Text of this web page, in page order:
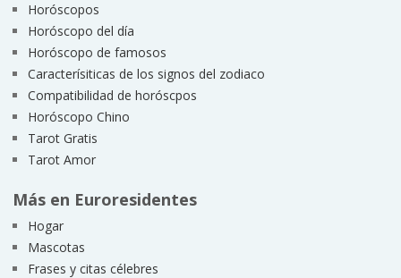
Horóscopos
Horóscopo del día
Horóscopo de famosos
Caracterísiticas de los signos del zodiaco
Compatibilidad de horóscpos
Horóscopo Chino
Tarot Gratis
Tarot Amor
Más en Euroresidentes
Hogar
Mascotas
Frases y citas célebres